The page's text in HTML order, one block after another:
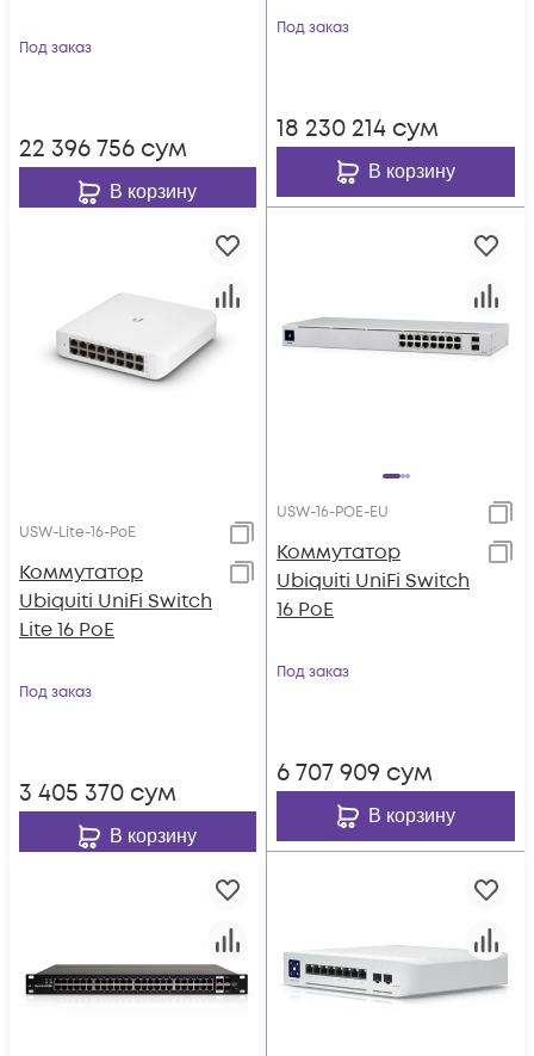
Под заказ
22 396 756 сум
В корзину
Под заказ
18 230 214 сум
В корзину
USW-Lite-16-PoE
Коммутатор
Ubiquiti UniFi Switch
Lite 16 PoE
Под заказ
3 405 370 сум
В корзину
USW-16-POE-EU
Коммутатор
Ubiquiti UniFi Switch
16 PoE
Под заказ
6 707 909 сум
В корзину